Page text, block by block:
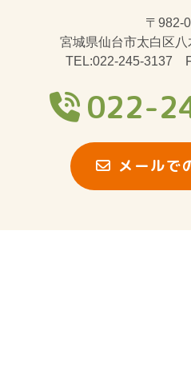
〒982-
宮城県仙台市太白区
TEL:022-245-3137
022-
メールで